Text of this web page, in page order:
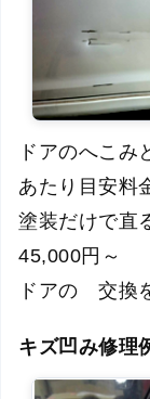
ドアのへこ
あたり目安
塗装だけで
45,000円～
ドアの 交換
キズ凹み修理